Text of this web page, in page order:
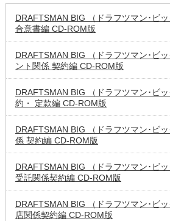
DRAFTSMAN BIG （ドラフツマン･ビ
合意書編 CD-ROM版
DRAFTSMAN BIG （ドラフツマン･ビ
ント関係 契約編 CD-ROM版
DRAFTSMAN BIG （ドラフツマン･ビ
約・ 定款編 CD-ROM版
DRAFTSMAN BIG （ドラフツマン･ビ
係 契約編 CD-ROM版
DRAFTSMAN BIG （ドラフツマン･ビ
受託関係契約編 CD-ROM版
DRAFTSMAN BIG （ドラフツマン･ビ
店関係契約編 CD-ROM版